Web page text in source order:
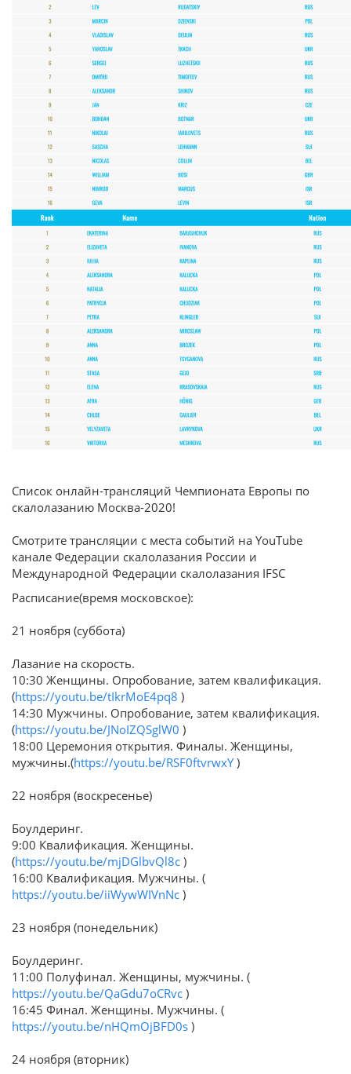
Список онлайн-трансляций Чемпионата Европы по
скалолазанию Москва-2020!
Смотрите трансляции с места событий на YouTube
канале Федерации скалолазания России и
Международной Федерации скалолазания IFSC
Расписание(время московское):
21 ноября (суббота)
Лазание на скорость.
10:30 Женщины. Опробование, затем квалификация.
(https://youtu.be/tIkrMoE4pq8 )
14:30 Мужчины. Опробование, затем квалификация.
(https://youtu.be/JNoIZQSglW0 )
18:00 Церемония открытия. Финалы. Женщины,
мужчины.(https://youtu.be/RSF0ftvrwxY)
22 ноября (воскресенье)
Боулдеринг.
9:00 Квалификация. Женщины.
(https://youtu.be/mjDGlbvQl8c )
16:00 Квалификация. Мужчины. (
https://youtu.be/iiWywWIVnNc )
23 ноября (понедельник)
Боулдеринг.
11:00 Полуфинал. Женщины, мужчины. (
https://youtu.be/QaGdu7oCRvc )
16:45 Финал. Женщины. Мужчины. (
https://youtu.be/nHQmOjBFD0s )
24 ноября (вторник)